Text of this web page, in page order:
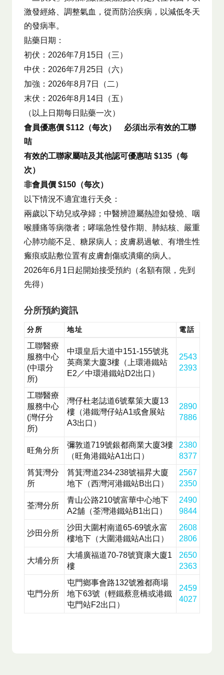
激發經絡、調整氣血，從而防治疾病，以減低冬天
的發病率。
貼藥日期：
初伏：2026年7月15日（三）
中伏：2026年7月25日（六）
加強：2026年8月7日（二）
末伏：2026年8月14日（五）
（以上日期每日貼藥一次）
會員優惠價 $112 （每次） 必須出示有效的工聯
咭
有效的工聯家屬咭及其他認可優惠咭$135 （每
次）
非會員價 $150 （每次）
以下情況不適宜進行天灸：
兩歲以下幼兒或孕婦；中醫辨證屬熱證如發燒、咽
喉腫痛等病徵者；哮喘急性發作期、肺結核、嚴重
心肺功能不足、糖尿病人；皮膚易過敏、有增生性
瘢痕或貼敷位置有皮膚創傷或潰瘍的病人。
2026年6月1日起開始接受預約（名額有限，先到
先得）
分所預約資訊
分所 地址 電話
工聯醫療
服務中心
(中環分
所)
中環皇后大道中151-155號兆
英商業大廈3樓（上環港鐵站
E2／中環港鐵站D2出口）
2543
2393
工聯醫療
服務中心
(灣仔分
所)
灣仔杜老誌道6號羣策大廈13
樓（港鐵灣仔站A1或會展站
A3出口）
2890
7886
旺角分所
彌敦道719號銀都商業大廈3樓
（旺角港鐵站A1出口）
2380
8377
筲箕灣分
所
筲箕灣道234-238號福昇大廈
地下（西灣河港鐵站B出口）
2567
2350
荃灣分所
青山公路210號富華中心地下
A2舖（荃灣港鐵站B1出口）
2490
9844
沙田分所
沙田大圍村南道65-69號永富
樓地下（大圍港鐵站A出口）
2608
2806
大埔分所
大埔廣福道70-78號寶康大廈1
樓
2650
2363
屯門分所
屯門鄉事會路132號雅都商場
地下63號（輕鐵蔡意橋或港鐵
屯門站F2出口）
2459
4027